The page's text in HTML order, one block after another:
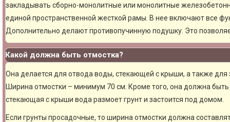
закладывать сборно-монолитные или монолитные
единой пространственной жесткой рамы. В нее включают все
Дополнительно делают противопучинную подушку. Это
Какой должна быть отмостка?
Она делается для отвода воды, стекающей с крыши, а также
Ширина отмостки – минимум 70 см. Кроме того, она должна
стекающая с крыши вода размоет грунт и застоится под домом.
Если грунты просадочные, то ширина отмостки должна